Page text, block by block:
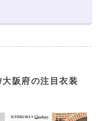
阪府の注目衣装